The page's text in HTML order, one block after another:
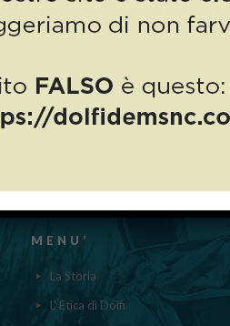
PUBBLICAZIONE AIUTI DI STATO
MENU’
La Storia
L' Etica di Dolfi